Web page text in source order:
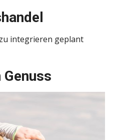
integrieren geplant
Genuss